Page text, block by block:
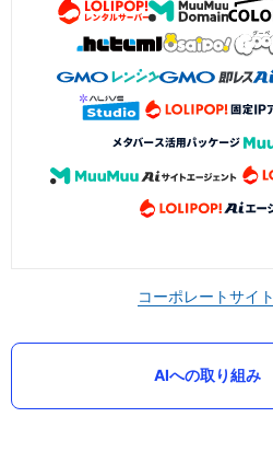
コーポレートサイト
AIへの取り組み